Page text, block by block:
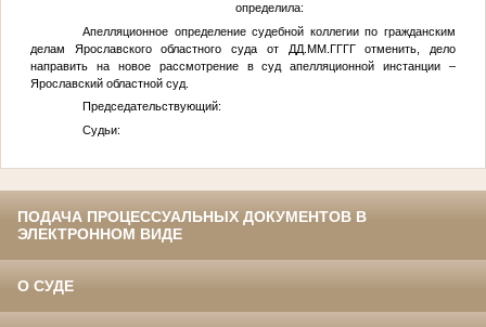
определила:
Апелляционное определение судебной коллегии по гражданским
делам Ярославского областного суда от
ДД.ММ.ГГГГотменить, дело
направить на новое рассмотрение в суд апелляционной инстанции –
Ярославский областной суд.
Председательствующий:
Судьи:
ПОДАЧА ПРОЦЕССУАЛЬНЫХ ДОКУМЕНТОВ В
ЭЛЕКТРОННОМ ВИДЕ
О СУДЕ